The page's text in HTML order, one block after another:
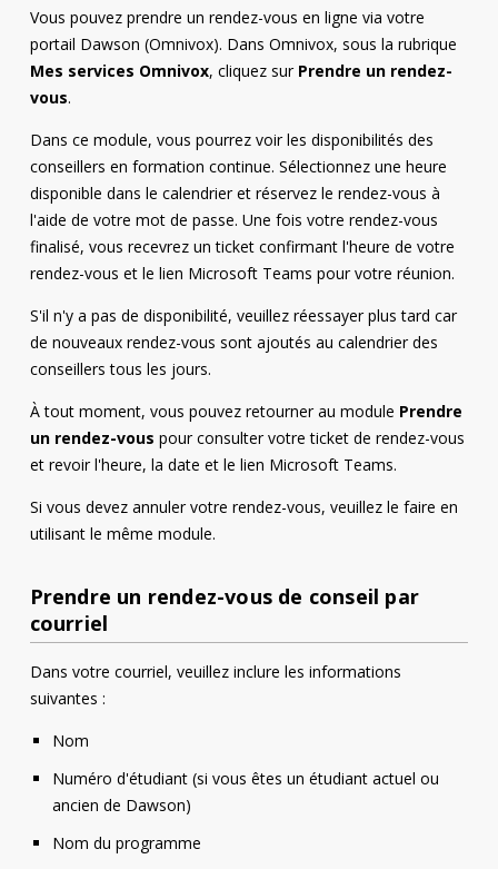
Vous pouvez prendre un rendez-vous en ligne via votre
portail Dawson (Omnivox). Dans Omnivox, sous la rubrique
Mes services Omnivox, cliquez sur Prendre un rendez-
vous.
Dans ce module, vous pourrez voir les disponibilités des
conseillers en formation continue. Sélectionnez une heure
disponible dans le calendrier et réservez le rendez-vous à
l'aide de votre mot de passe. Une fois votre rendez-vous
finalisé, vous recevrez un ticket confirmant l'heure de votre
rendez-vous et le lien Microsoft Teams pour votre réunion.
S'il n'y a pas de disponibilité, veuillez réessayer plus tard car
de nouveaux rendez-vous sont ajoutés au calendrier des
conseillers tous les jours.
À tout moment, vous pouvez retourner au module Prendre
un rendez-vous pour consulter votre ticket de rendez-vous
et revoir l'heure, la date et le lien Microsoft Teams.
Si vous devez annuler votre rendez-vous, veuillez le faire en
utilisant le même module.
Prendre un rendez-vous de conseil par
courriel
Dans votre courriel, veuillez inclure les informations
suivantes :
Nom
Numéro d'étudiant (si vous êtes un étudiant actuel ou
ancien de Dawson)
Nom du programme